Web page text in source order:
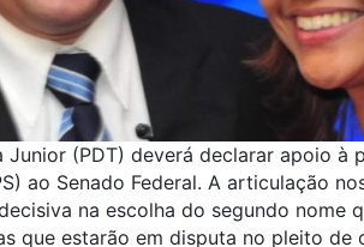
(PDT) deverá declarar apoio à
ao Senado Federal. A articulação
na escolha do segundo nome
que estarão em disputa no pleito de